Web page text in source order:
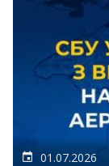
01.07.2026